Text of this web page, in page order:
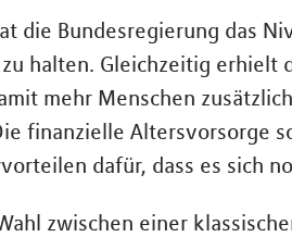
die Bundesregierung das
halten. Gleichzeitig
mehr Menschen
finanzielle Altersvorsorge
dafür, dass es sich
zwischen einer